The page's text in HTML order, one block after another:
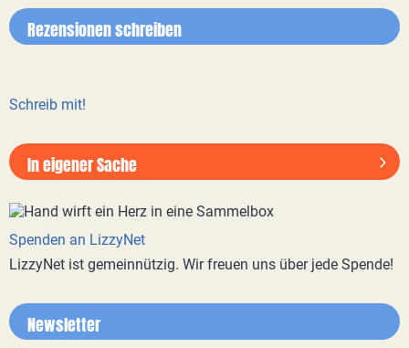
Rezensionen schreiben
Schreib mit!
In eigener Sache
Spenden an LizzyNet
LizzyNet ist gemeinnützig. Wir freuen uns über jede Spende!
Newsletter